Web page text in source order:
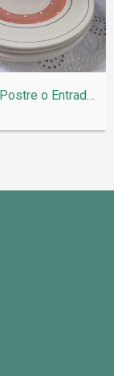
Plato de Postre o Entrada en Loza Ingles...